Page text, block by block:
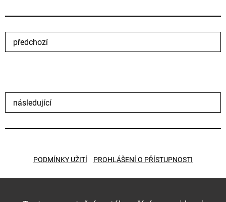
předchozí
následující
PODMÍNKY UŽITÍ PROHLÁŠENÍ O PŘÍSTUPNOSTI